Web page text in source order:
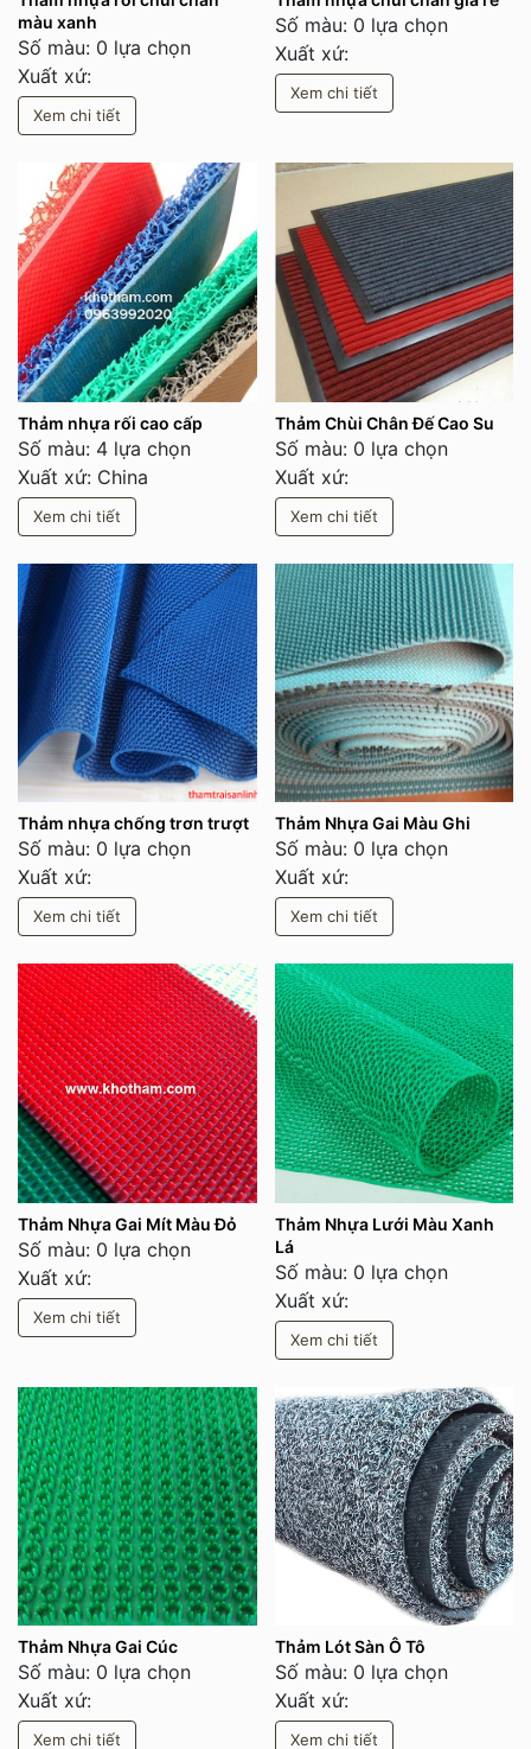
màu xanh
Số màu: 0 lựa chọn
Xuất xứ:
Xem chi tiết
Số màu: 0 lựa chọn
Xuất xứ:
Xem chi tiết
Thảm nhựa rối cao cấp
Số màu: 4 lựa chọn
Xuất xứ: China
Xem chi tiết
Thảm Chùi Chân Đế Cao Su
Số màu: 0 lựa chọn
Xuất xứ:
Xem chi tiết
Thảm nhựa chống trơn trượt
Số màu: 0 lựa chọn
Xuất xứ:
Xem chi tiết
Thảm Nhựa Gai Màu Ghi
Số màu: 0 lựa chọn
Xuất xứ:
Xem chi tiết
Thảm Nhựa Gai Mít Màu Đỏ
Số màu: 0 lựa chọn
Xuất xứ:
Xem chi tiết
Thảm Nhựa Lưới Màu Xanh
Lá
Số màu: 0 lựa chọn
Xuất xứ:
Xem chi tiết
Thảm Nhựa Gai Cúc
Số màu: 0 lựa chọn
Xuất xứ:
Xem chi tiết
Thảm Lót Sàn Ô Tô
Số màu: 0 lựa chọn
Xuất xứ:
Xem chi tiết